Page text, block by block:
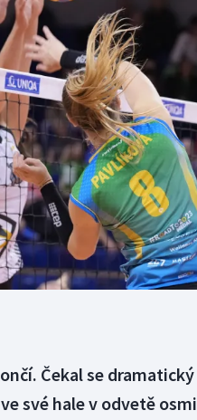
Moderní
Motorsport
Olympijské hry
Parasport
Plavání
Plážový
Čekal se
své hale v odvetě